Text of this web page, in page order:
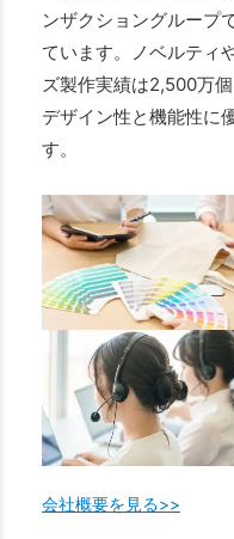
ンザクショングループ
ています。ノベルティ
ズ製作実績は2,500万
デザイン性と機能性に
す。
会社概要を見る>>